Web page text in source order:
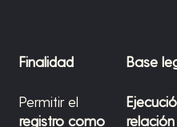
Finalidad Base
Permitir el
registro como
relación